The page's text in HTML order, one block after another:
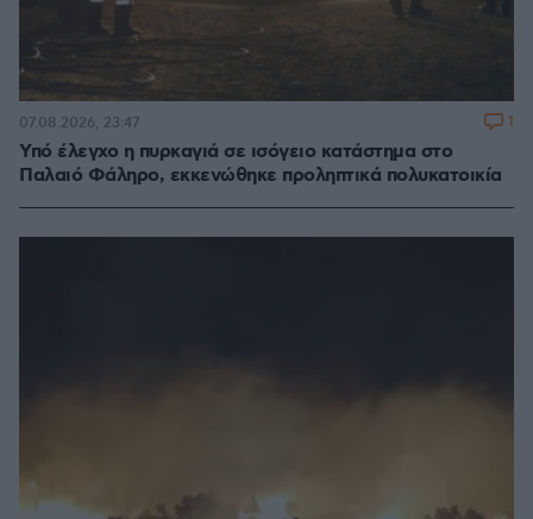
Υπό έλεγχο η πυρκαγιά σε ισόγειο κατάστημα στο
Παλαιό Φάληρο, εκκενώθηκε προληπτικά πολυκατοικία
07.08.2026, 23:47 1